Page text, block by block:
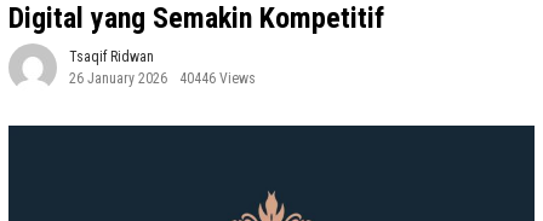
Digital yang Semakin Kompetitif
Tsaqif Ridwan
26 January 2026
40446 Views